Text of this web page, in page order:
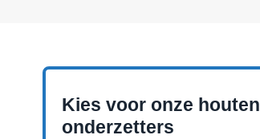
Kies voor onze houten
onderzetters